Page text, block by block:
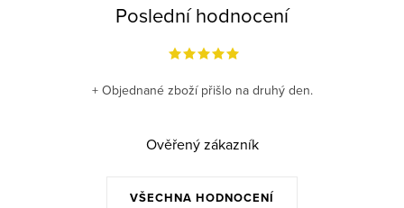
Poslední hodnocení
VŠECHNA HODNOCENÍ
+ Objednané zboží přišlo na druhý den.
Ověřený zákazník